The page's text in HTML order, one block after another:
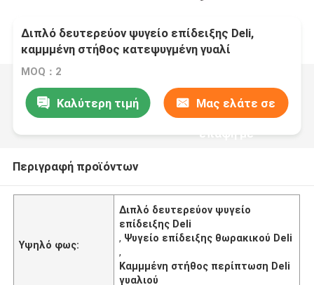
Διπλό δευτερεύον ψυγείο επίδειξης Deli,
καμμμένη στήθος κατεψυγμένη γυαλί
περίπτωση Deli
MOQ：2
Καλύτερη τιμή Μας ελάτε σε
επαφή με
Περιγραφή προϊόντων
Υψηλό φως:
Διπλό δευτερεύον ψυγείο
επίδειξης Deli
, Ψυγείο επίδειξης θωρακικού Deli
,
Καμμμένη στήθος περίπτωση Deli
γυαλιού